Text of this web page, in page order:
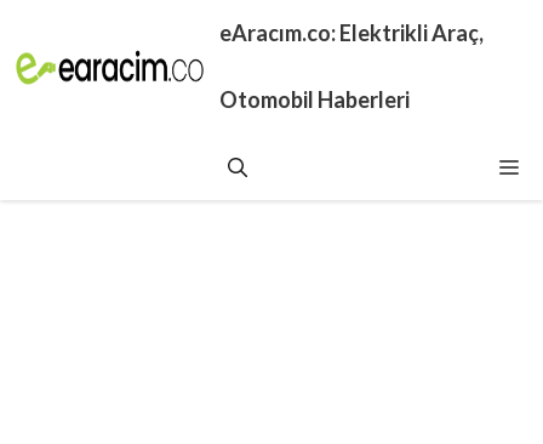
eAracım.co: Elektrikli Araç,
Otomobil Haberleri